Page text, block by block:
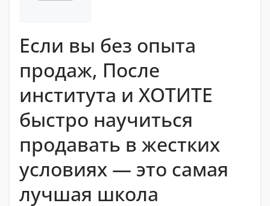
Если вы без опыта
продаж, После
института и ХОТИТЕ
быстро научиться
продавать в жестких
условиях — это самая
лучшая школа